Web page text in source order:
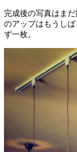
完成後の写真はま
のアップはもうし
ず一枚。